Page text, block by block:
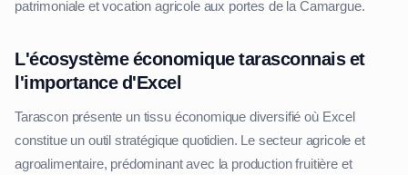
patrimoniale et vocation agricole aux portes de la Camargue.
L'écosystème économique tarasconnais et
l'importance d'Excel
Tarascon présente un tissu économique diversifié où Excel
constitue un outil stratégique quotidien. Le secteur agricole et
agroalimentaire, prédominant avec la production fruitière et